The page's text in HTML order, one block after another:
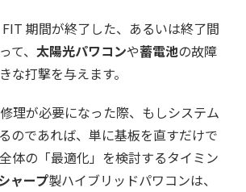
期間が終了した、あるいは終了間
て、 太陽光パワコンや蓄電池の故障
な打撃を与えます。
修理が必要になった際、もしシステム
のであれば、単に基板を直すだけで
体の「最適化」を検討するタイミン
ャープ製ハイブリッドパワコンは、